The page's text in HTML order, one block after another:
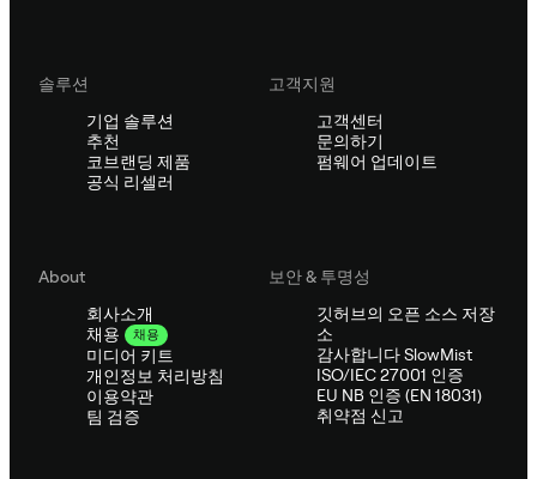
솔루션
기업 솔루션
추천
코브랜딩 제품
공식 리셀러
고객지원
고객센터
문의하기
펌웨어 업데이트
About
회사소개
채용
채용
미디어 키트
개인정보 처리방침
이용약관
팀 검증
보안 & 투명성
깃허브의 오픈 소스 저장
소
감사합니다 SlowMist
ISO/IEC 27001 인증
EU NB 인증 (EN 18031)
취약점 신고